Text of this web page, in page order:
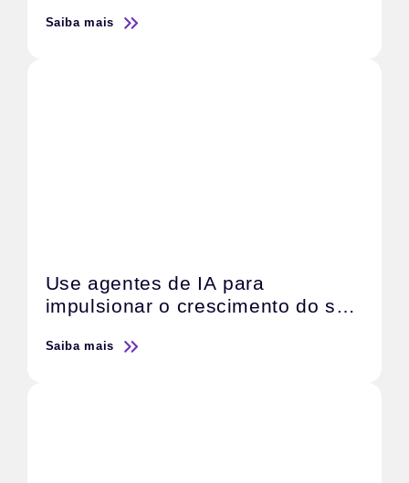
Saiba mais
Use agentes de IA para
impulsionar o crescimento do seu
Saiba mais